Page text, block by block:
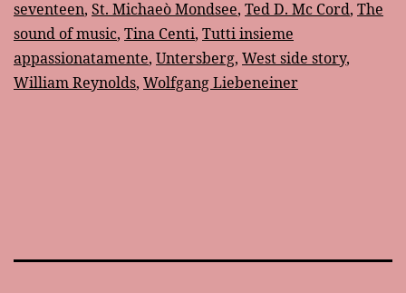
seventeen, St. Michaeò Mondsee, Ted D. Mc Cord, The
sound of music, Tina Centi, Tutti insieme
appassionatamente, Untersberg, West side story,
William Reynolds, Wolfgang Liebeneiner